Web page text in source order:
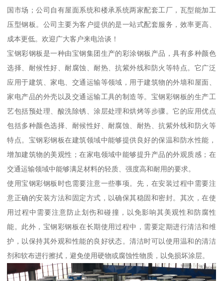
国市场；公司自有屋面系统和楼承系统两家配套工厂，瓦型能加工
压型钢板。公司主要为客户提供的是一站式配套服务，效率更高、
成本更低。欢迎广大客户来电洽谈！
宝钢彩钢板是一种由宝钢集团生产的彩涂钢板产品，具有多种颜色
选择、耐候性好、耐腐蚀、耐热、抗紫外线和防火等特点。它广泛
应用于建筑、家电、交通运输等领域，用于建筑物的外墙和屋面、
家电产品的外壳以及交通运输工具的制造等。宝钢彩钢板的生产工
艺包括预处理、酸洗除锈、涂层处理和烘烤等步骤。它的应用优点
包括多种颜色选择、耐候性好、耐腐蚀、耐热、抗紫外线和防火等
特点。宝钢彩钢板在建筑领域中能够提供良好的保温和防水性能，
增加建筑物的美观性；在家电领域中能够提升产品的外观质感；在
交通运输领域中能够满足材料的轻质、强度高和耐用的要求。
使用宝钢彩钢板时也需要注意一些事项。先，在安装过程中需要注
意正确的安装方法和固定方式，以确保其稳固和密封。其次，在使
用过程中需要注意防止划伤和碰撞，以免影响其美观性和防腐性
能。此外，宝钢彩钢板在长期使用过程中，需要定期进行清洁和维
护，以保持其外观和性能的良好状态。清洁时可以使用温和的清洁
剂和软布进行擦拭，避免使用硬物或腐蚀性物质，以免损坏涂层。